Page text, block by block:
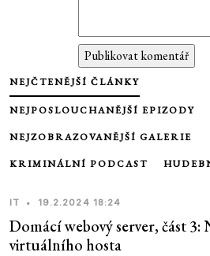
NEJČTENĚJŠÍ ČLÁNKY
NEJPOSLOUCHANĚJŠÍ EPIZODY
NEJZOBRAZOVANĚJŠÍ GALERIE
KRIMINÁLNÍ PODCAST
IT • 19.2.2024 18:24
Domácí webový server, část 3:
virtuálního hosta